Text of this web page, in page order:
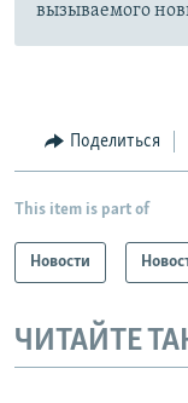
вызываемого
Поделиться
This item is part of
Новости
ЧИТАЙТЕ